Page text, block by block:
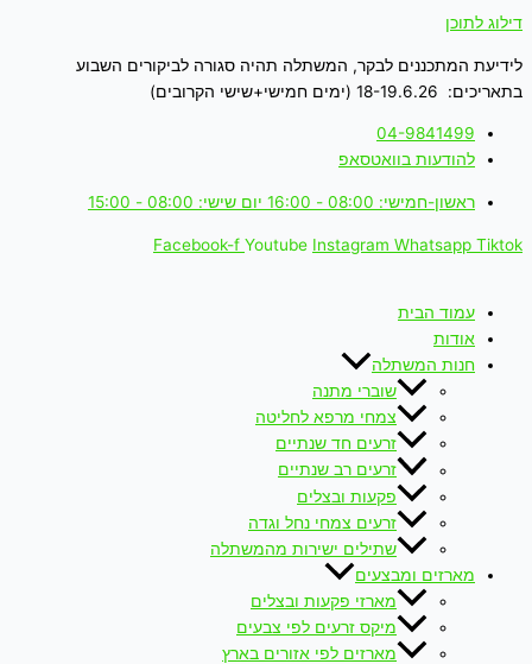
דילוג לתוכן
לידיעת המתכננים לבקר, המשתלה תהיה סגורה לביקורים השבוע
בתאריכים: 18-19.6.26 (ימים חמישי+שישי הקרובים)
04-9841499
להודעות בוואטסאפ
ראשון-חמישי: 08:00 - 16:00 יום שישי: 08:00 - 15:00
Facebook-f Youtube Instagram Whatsapp Tiktok
עמוד הבית
אודות
חנות המשתלה
שוברי מתנה
צמחי מרפא לחליטה
זרעים חד שנתיים
זרעים רב שנתיים
פקעות ובצלים
זרעים צמחי נחל וגדה
שתילים ישירות מהמשתלה
מארזים ומבצעים
מארזי פקעות ובצלים
מיקס זרעים לפי צבעים
מארזים לפי אזורים בארץ